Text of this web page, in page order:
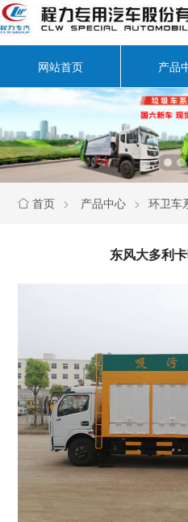
网站首页 产品
 首页 > 产品中心 > 环卫车
东风大多利